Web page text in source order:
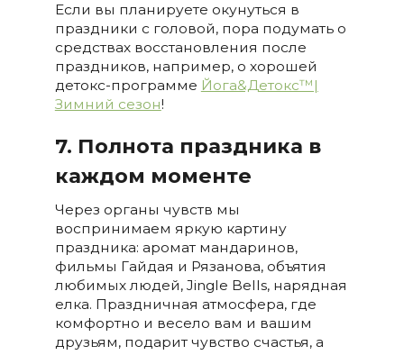
Если вы планируете окунуться в
праздники с головой, пора подумать о
средствах восстановления после
праздников, например, о хорошей
детокс-программе Йога&Детокс™|
Зимний сезон!
7. Полнота праздника в
каждом моменте
Через органы чувств мы
воспринимаем яркую картину
праздника: аромат мандаринов,
фильмы Гайдая и Рязанова, объятия
любимых людей, Jingle Bells, нарядная
елка. Праздничная атмосфера, где
комфортно и весело вам и вашим
друзьям, подарит чувство счастья, а